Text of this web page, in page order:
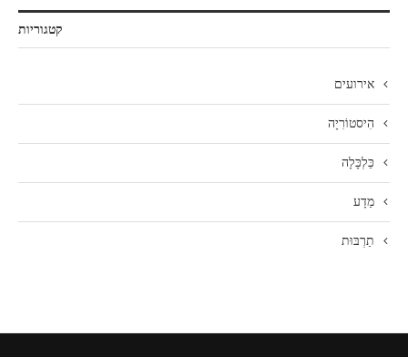
קטגוריות
אירועים
הִיסטוֹרִיָה
כַּלְכָּלָה
מַדָע
תַרְבּוּת